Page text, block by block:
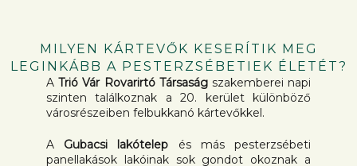
MILYEN KÁRTEVŐK KESERÍTIK MEG
LEGINKÁBB A PESTERZSÉBETIEK ÉLETÉT?
ATrió Vár Rovarirtó Társaságszakemberei napi
szinten találkoznak a 20. kerület különböző
városrészeiben felbukkanó kártevőkkel.
A Gubacsi lakótelep és más pesterzsébeti
panellakások lakóinak sok gondot okoznak a